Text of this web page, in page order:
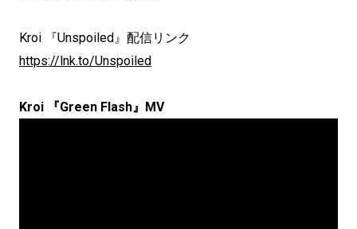
Kroi 『Unspoiled』配信リンク
https://lnk.to/Unspoiled
Kroi 『Green Flash』MV